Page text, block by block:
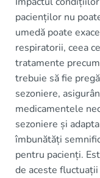
pacienților nu
umedă poate
respiratorii, ceea
tratamente
trebuie să fie
sezoniere,
medicamentele
sezoniere și
îmbunătăți
pentru pacienți.
de aceste